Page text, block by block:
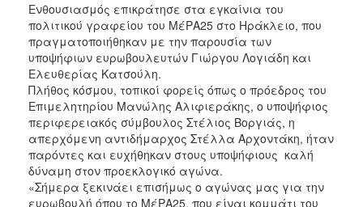
Ενθουσιασμός επικράτησε στα εγκαίνια του
πολιτικού γραφείου του ΜέΡΑ25 στο Ηράκλειο, που
πραγματοποιήθηκαν με την παρουσία των
υποψήφιων ευρωβουλευτών Γιώργου Λογιάδη και
Ελευθερίας Κατσούλη.
Πλήθος κόσμου, τοπικοί φορείς όπως ο πρόεδρος του
Επιμελητηρίου Μανώλης Αλιφιεράκης, ο υποψήφιος
περιφερειακός σύμβουλος Στέλιος Βοργιάς, η
απερχόμενη αντιδήμαρχος Στέλλα Αρχοντάκη, ήταν
παρόντες και ευχήθηκαν στους υποψήφιους καλή
δύναμη στον προεκλογικό αγώνα.
«Σήμερα ξεκινάει επισήμως ο αγώνας μας για την
ευρωβουλή όπου το ΜέΡΑ25, που είναι κομμάτι του